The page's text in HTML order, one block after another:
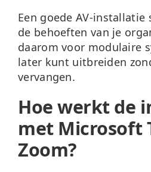
Een goede AV-installatie
de behoeften van je
daarom voor modulaire
later kunt uitbreiden
vervangen.
Hoe werkt de
met Microsoft
Zoom?